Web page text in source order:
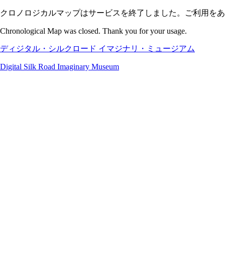
クロノロジカルマップはサービスを終了しました。ご利用を
Chronological Map was closed. Thank you for your usage.
ディジタル・シルクロード イマジナリ・ミュージアム
Digital Silk Road Imaginary Museum